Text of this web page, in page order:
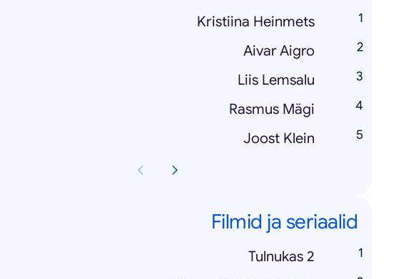
Kristiina Heinmets
Aivar Aigro
Liis Lemsalu
Rasmus Mägi
Joost Klein
Filmid ja seriaalid
Tulnukas 2